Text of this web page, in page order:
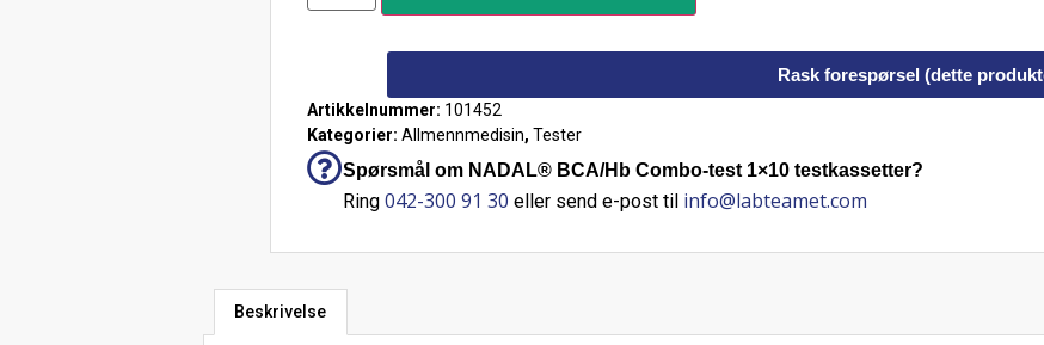
Rask forespørsel (dette
Artikkelnummer: 101452
Kategorier: Allmennmedisin, Tester
Spørsmål om NADAL® BCA/Hb Combo-test 1×10 testkassetter?
Ring 042-300 91 30 eller send e-post til info@labteamet.com
Beskrivelse